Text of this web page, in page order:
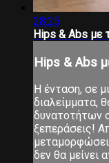
28:25
Hips & Abs με
Hips & Abs
Η ένταση, σε
διαλείμματα,
δυνατοτήτων
ξεπεράσεις!
δεν θα μείνει